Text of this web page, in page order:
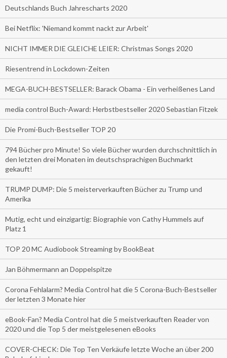
Deutschlands Buch Jahrescharts 2020
Bei Netflix: 'Niemand kommt nackt zur Arbeit'
NICHT IMMER DIE GLEICHE LEIER: Christmas Songs 2020
Riesentrend in Lockdown-Zeiten
MEGA-BUCH-BESTSELLER: Barack Obama - Ein verheißenes Land
media control Buch-Award: Herbstbestseller 2020 Sebastian Fitzek
Die Promi-Buch-Bestseller TOP 20
794 Bücher pro Minute! So viele Bücher wurden durchschnittlich in
den letzten drei Monaten im deutschsprachigen Buchmarkt
gekauft!
TRUMP DUMP: Die 5 meisterverkauften Bücher zu Trump und
Amerika
Mutig, echt und einzigartig: Biographie von Cathy Hummels auf
Platz 1
TOP 20 MC Audiobook Streaming by BookBeat
Jan Böhmermann an Doppelspitze
Corona Fehlalarm? Media Control hat die 5 Corona-Buch-Bestseller
der letzten 3 Monate hier
eBook-Fan? Media Control hat die 5 meistverkauften Reader von
2020 und die Top 5 der meistgelesenen eBooks
COVER-CHECK: Die Top Ten Verkäufe letzte Woche an über 200